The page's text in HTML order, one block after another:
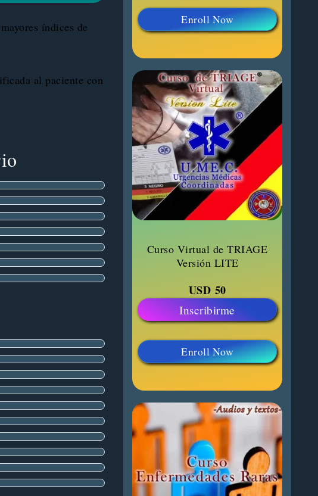
índices de
al paciente con
Enroll Now
Curso Virtual de TRIAGE
Versión LITE
USD 50
Inscribirme
Enroll Now